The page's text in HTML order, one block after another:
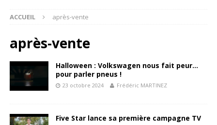
ACCUEIL après-vente
après-vente
Halloween : Volkswagen nous fait peur…
pour parler pneus !
23 octobre 2024 Frédéric MARTINEZ
Five Star lance sa première campagne TV